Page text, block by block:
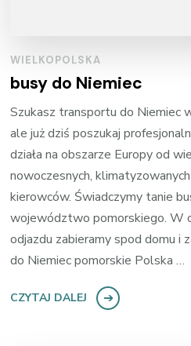
WIELKOPOLSKA
busy do Niemiec
Szukasz transportu do Niemiec
ale już dziś poszukaj
działa na obszarze Europy od
nowoczesnych,
kierowców. Świadczymy tanie
województwo pomorskiego. W
odjazdu zabieramy spod domu i
do Niemiec pomorskie Polska …
CZYTAJ DALEJ